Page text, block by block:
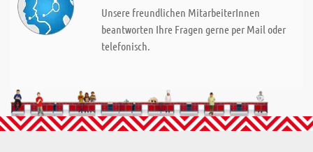
Unsere freundlichen MitarbeiterInnen
beantworten Ihre Fragen gerne per Mail oder
telefonisch.